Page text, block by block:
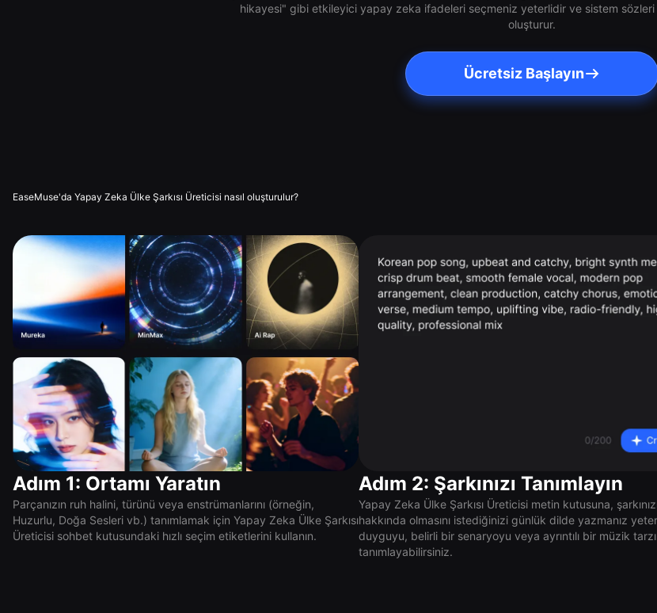
hikayesi" gibi etkileyici yapay zeka ifadeleri seçmeniz yeterlidir ve sistem
oluşturur.
Ücretsiz Başlayın
EaseMuse'da Yapay Zeka Ülke Şarkısı Üreticisi nasıl oluşturulur?
Adım 1: Ortamı Yaratın
Parçanızın ruh halini, türünü veya enstrümanlarını (örneğin,
Huzurlu, Doğa Sesleri vb.) tanımlamak için Yapay Zeka Ülke Şarkısı
Üreticisi sohbet kutusundaki hızlı seçim etiketlerini kullanın.
Adım 2: Şarkınızı Tanımlayın
Yapay Zeka Ülke Şarkısı Üreticisi metin kutusuna,
hakkında olmasını istediğinizi günlük dilde yazmanız
duyguyu, belirli bir senaryoyu veya ayrıntılı bir müzik
tanımlayabilirsiniz.